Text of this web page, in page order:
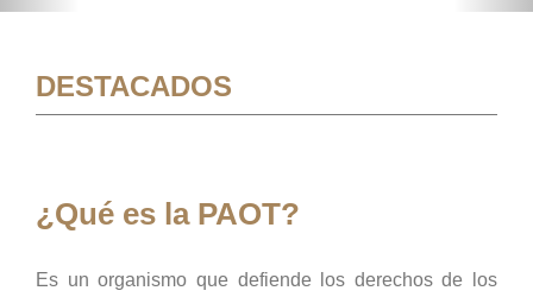
DESTACADOS
¿Qué es la PAOT?
Es un organismo que defiende los derechos de los